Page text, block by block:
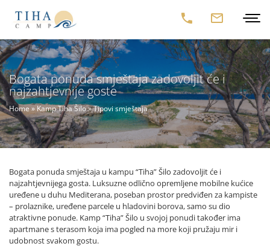
Bogata ponuda smještaja zadovoljit će i
najzahtjevnije goste
Home»Kamp Tiha Šilo»Tipovi smještaja
Bogata ponuda smještaja u kampu “Tiha” Šilo zadovoljit će i
najzahtjevnijega gosta. Luksuzne odlično opremljene mobilne kućice
uređene u duhu Mediterana, poseban prostor predviđen za kampiste
– prolaznike, uređene parcele u hladovini borova, samo su dio
atraktivne ponude. Kamp “Tiha” Šilo u svojoj ponudi također ima
apartmane s terasom koja ima pogled na more koji pružaju mir i
udobnost svakom gostu.